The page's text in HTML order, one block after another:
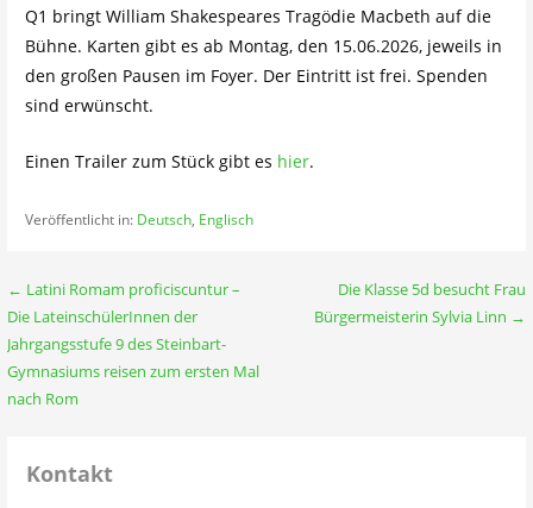
Q1 bringt William Shakespeares Tragödie Macbeth auf die
Bühne. Karten gibt es ab Montag, den 15.06.2026, jeweils in
den großen Pausen im Foyer. Der Eintritt ist frei. Spenden
sind erwünscht.
Einen Trailer zum Stück gibt es hier.
Veröffentlicht in: Deutsch, Englisch
Beitragsnavigation
← Latini Romam proficiscuntur –
Die LateinschülerInnen der
Jahrgangsstufe 9 des Steinbart-
Gymnasiums reisen zum ersten Mal
nach Rom
Die Klasse 5d besucht Frau
Bürgermeisterin Sylvia Linn →
Kontakt